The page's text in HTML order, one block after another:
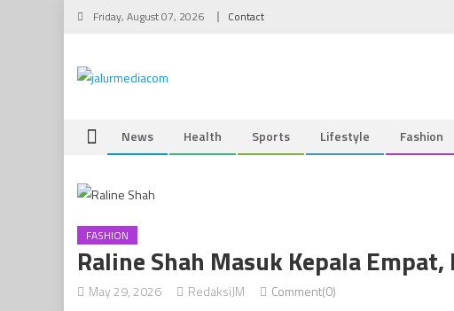
Skip
Friday, August 07, 2026 Contact
News Health Sports Lifestyle Fashion
FASHION
Raline Shah Masuk Kepala
May 29, 2026 RedaksiJM Comment(0)